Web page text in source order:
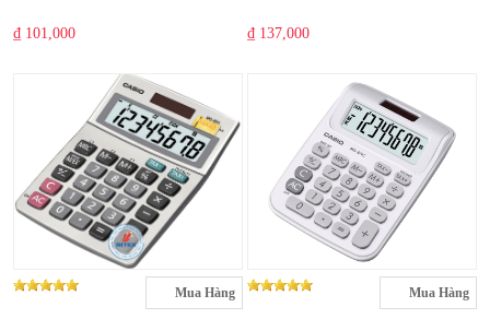
₫ 101,000 ₫ 137,000
Mua Hàng Mua Hàng